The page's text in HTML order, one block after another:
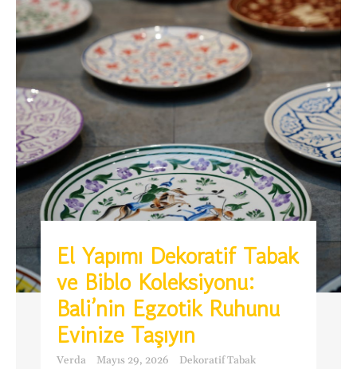
El Yapımı Dekoratif Tabak
ve Biblo Koleksiyonu:
Bali’nin Egzotik Ruhunu
Evinize Taşıyın
Verda Mayıs 29, 2026 Dekoratif Tabak